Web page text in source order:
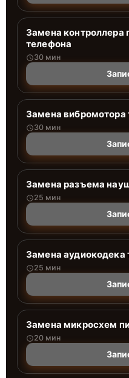
Замена контроллера
телефона
30 мин
Замена вибромотора
30 мин
Замена разъема
25 мин
Замена аудиокодека
25 мин
Замена микросхем
20 мин